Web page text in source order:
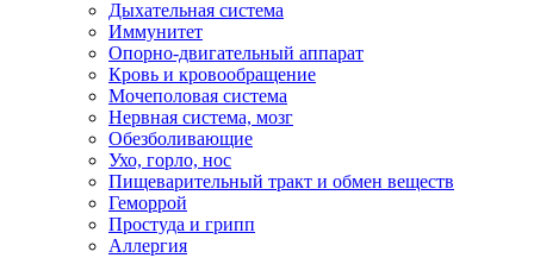
Дыхательная система
Иммунитет
Опорно-двигательный аппарат
Кровь и кровообращение
Мочеполовая система
Нервная система, мозг
Обезболивающие
Ухо, горло, нос
Пищеварительный тракт и обмен веществ
Геморрой
Простуда и грипп
Аллергия